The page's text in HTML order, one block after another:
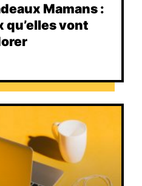
Mamans :
qu’elles vont